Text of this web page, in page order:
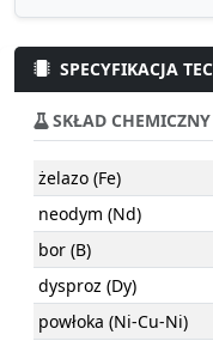
SPECYFIKACJA
SKŁAD
żelazo (Fe)
neodym (Nd)
bor (B)
dysproz (Dy)
powłoka (Ni-Cu-Ni)